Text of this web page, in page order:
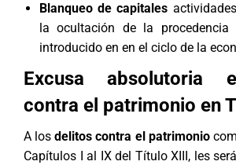
Blanqueo de capitales
la ocultación de la
introducido en en el ciclo de la
Excusa absolutoria
contra el patrimonio en
A losdelitos contra el patrimonio
Capítulos I al IX del Título XIII, les